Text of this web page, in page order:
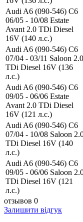
Audi A6 (090-546) C6
06/05 - 10/08 Estate
Avant 2.0 TDi Diesel
16V (140 л.с.)
Audi A6 (090-546) C6
07/04 - 03/11 Saloon 2.0
TDi Diesel 16V (136
л.с.)
Audi A6 (090-546) C6
09/05 - 06/06 Estate
Avant 2.0 TDi Diesel
16V (121 л.с.)
Audi A6 (090-546) C6
07/04 - 10/08 Saloon
TDi Diesel 16V (140
л.с.)
Audi A6 (090-546) C6
09/05 - 06/06 Saloon
TDi Diesel 16V (121
л.с.)
отзывов 0
Залишити відгук